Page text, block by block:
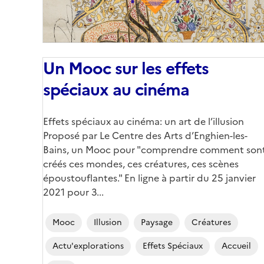
Un Mooc sur les effets
spéciaux au cinéma
Corps
Effets spéciaux au cinéma: un art de l’illusion
Proposé par Le Centre des Arts d’Enghien-les-
Bains, un Mooc pour "comprendre comment
créés ces mondes, ces créatures, ces scènes
époustouflantes." En ligne à partir du 25 janvier
2021 pour 3...
Mooc Illusion Paysage
Créatures
Actu'explorations
Effets Spéciaux
Accueil